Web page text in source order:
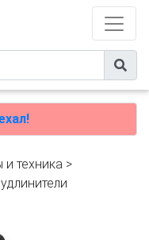
и техника >